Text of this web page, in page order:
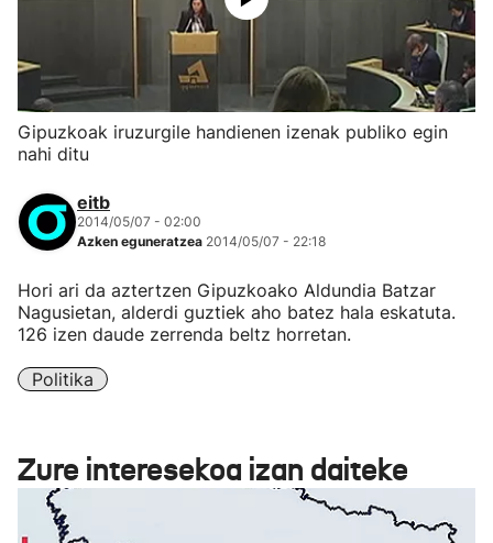
Gipuzkoak iruzurgile handienen izenak publiko egin
nahi ditu
eitb
2014/05/07 - 02:00
Azken eguneratzea 2014/05/07 - 22:18
Hori ari da aztertzen Gipuzkoako Aldundia Batzar
Nagusietan, alderdi guztiek aho batez hala eskatuta.
126 izen daude zerrenda beltz horretan.
Politika
Zure interesekoa izan daiteke